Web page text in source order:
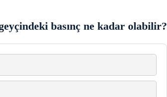
basınç ne kadar olabilir?